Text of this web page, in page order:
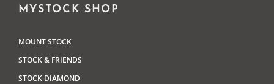
MYSTOCK SHOP
MOUNT STOCK
STOCK & FRIENDS
STOCK DIAMOND